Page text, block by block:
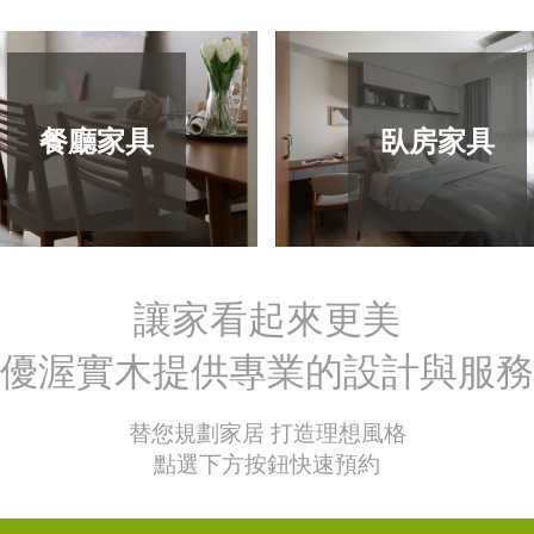
餐廳家具 臥房家具
讓家看起來更美
優渥實木提供專業的設計與服務
替您規劃家居 打造理想風格
點選下方按鈕快速預約